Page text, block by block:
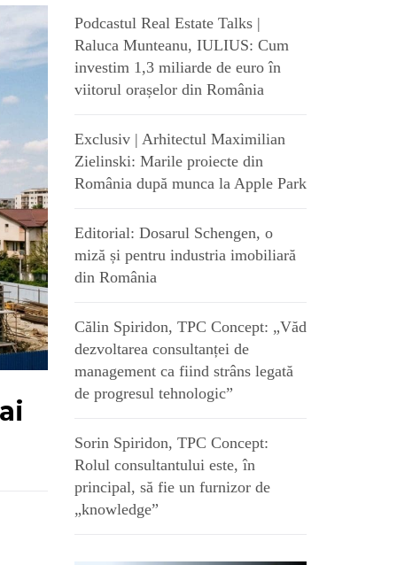
Podcastul Real Estate Talks |
Raluca Munteanu, IULIUS: Cum
investim 1,3 miliarde de euro în
viitorul orașelor din România
Exclusiv | Arhitectul Maximilian
Zielinski: Marile proiecte din
România după munca la Apple Park
Editorial: Dosarul Schengen, o
miză și pentru industria imobiliară
din România
Călin Spiridon, TPC Concept: „Văd
dezvoltarea consultanței de
management ca fiind strâns legată
de progresul tehnologic”
Sorin Spiridon, TPC Concept:
Rolul consultantului este, în
principal, să fie un furnizor de
„knowledge”